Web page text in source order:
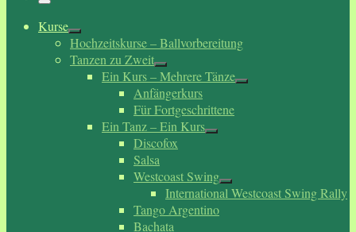
Menü
Kurse
Hochzeitskurse – Ballvorbereitung
Tanzen zu Zweit
Ein Kurs – Mehrere Tänze
Anfängerkurs
Für Fortgeschrittene
Ein Tanz – Ein Kurs
Discofox
Salsa
Westcoast Swing
International Westcoast Swing Rally
Tango Argentino
Bachata